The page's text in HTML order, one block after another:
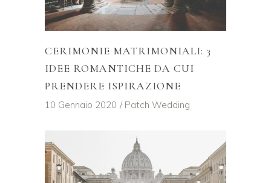
CERIMONIE MATRIMONIALI: 3
IDEE ROMANTICHE DA CUI
PRENDERE ISPIRAZIONE
10 Gennaio 2020 Patch Wedding